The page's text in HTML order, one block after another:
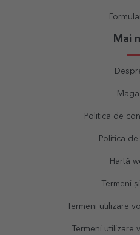
Mai
Politica de
Politica
Hartă
Termeni
Termeni utilizare
Termeni